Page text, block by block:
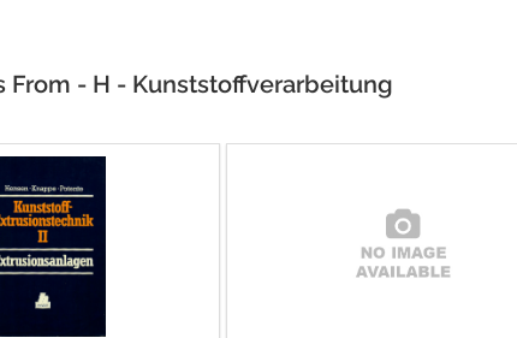
From - H - Kunststoffverarbeitung